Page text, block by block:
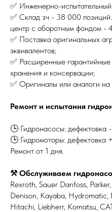
✅ Инженерно-
✅ Склад зч - 38 000
центр с оборотным фондом -
✅ Поставка оригинальных
эквивалентов;
✅ Расширенные
хранения и консервации;
✅ Оригиналы или аналоги на
Ремонт и испытания
🕒 Гидронасосы: дефектовка
🕒 Гидромоторы: дефектовка
Ремонт от 1 дня.
⚒ Обслуживаем
Rexroth, Sauer Danfoss,
Denison, Kayaba, Hydromatic,
Hitachi, Liebherr, Komatsu,